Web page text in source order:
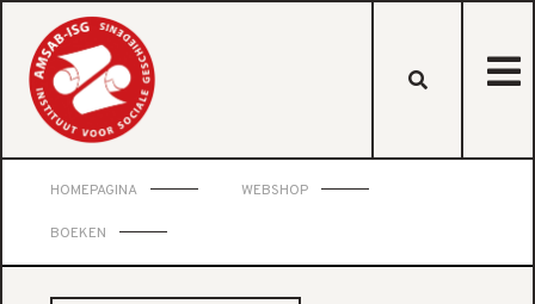
HOMEPAGINA WEBSHOP
BOEKEN